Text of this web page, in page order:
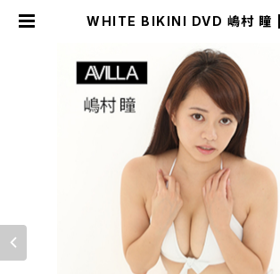
WHITE BIKINI DVD 嶋村 瞳